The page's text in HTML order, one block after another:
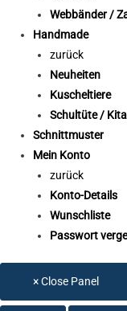
Webbänder /
Handmade
zurück
Neuheiten
Kuscheltiere
Schultüte /
Schnittmuster
Mein Konto
zurück
Konto-Details
Wunschliste
Passwort
× Close Panel